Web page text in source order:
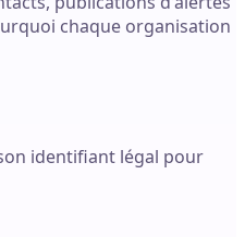
chaque organisation
identifiant légal pour